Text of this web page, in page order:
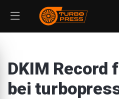
DKIM Record
bei